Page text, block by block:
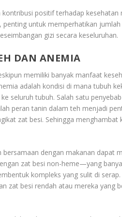
positif terhadap
untuk memperhatikan
gizi secara keseluruhan.
DAN ANEMIA
memiliki banyak manfaat
adalah kondisi di mana tubuh
seluruh tubuh. Salah satu
peran tanin dalam teh menjadi
zat besi. Sehingga menghambat
dengan makanan dapat
zat besi non-heme—yang
kompleks yang sulit di
zat besi rendah atau mereka yang